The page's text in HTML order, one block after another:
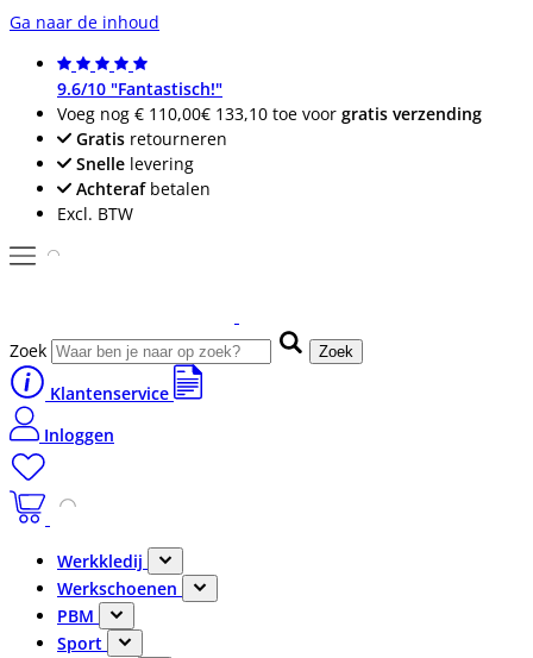
Ga naar de inhoud
9.6/10 "Fantastisch!"
Voeg nog € 110,00€ 133,10 toe voor gratis verzending
Gratis retourneren
Snelle levering
Achterafbetalen
Excl. BTW
Zoek Zoek
Klantenservice
Inloggen
Werkkledij
Werkschoenen
PBM
Sport